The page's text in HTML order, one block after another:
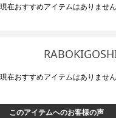
現在おすすめアイテムはありません
現在おすすめアイテムはありません
このアイテムへのお客様の声